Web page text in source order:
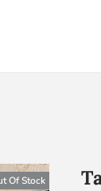
Of Stock